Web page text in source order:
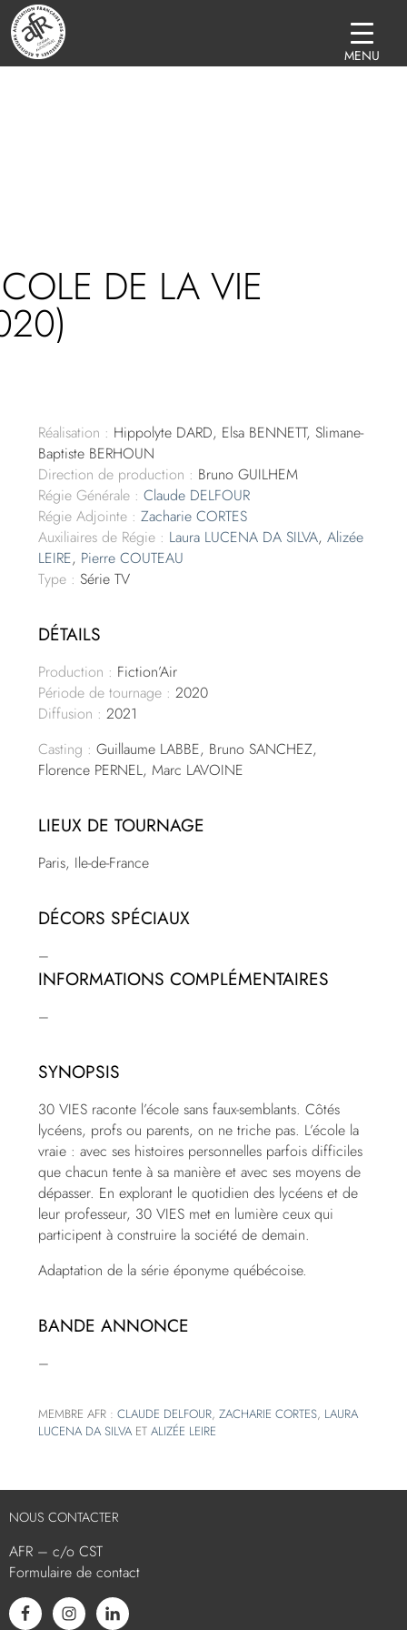
DE LA VIE
Réalisation : Hippolyte DARD, Elsa BENNETT, Slimane-
Baptiste BERHOUN
Direction de production : Bruno GUILHEM
Régie Générale : Claude DELFOUR
Régie Adjointe : Zacharie CORTES
Auxiliaires de Régie : Laura LUCENA DA SILVA,Alizée
LEIRE, Pierre COUTEAU
Type : Série TV
DÉTAILS
Production : Fiction’Air
Période de tournage : 2020
Diffusion : 2021
Casting : Guillaume LABBE, Bruno SANCHEZ,
Florence PERNEL, Marc LAVOINE
LIEUX DE TOURNAGE
Paris, Ile-de-France
DÉCORS SPÉCIAUX
–
INFORMATIONS COMPLÉMENTAIRES
–
SYNOPSIS
30 VIES raconte l’école sans faux-semblants. Côtés
lycéens, profs ou parents, on ne triche pas. L’école la
vraie : avec ses histoires personnelles parfois difficiles
que chacun tente à sa manière et avec ses moyens de
dépasser. En explorant le quotidien des lycéens et de
leur professeur, 30 VIES met en lumière ceux qui
participent à construire la société de demain.
Adaptation de la série éponyme québécoise.
BANDE ANNONCE
–
MEMBRE AFR :CLAUDE DELFOUR,ZACHARIE CORTES, LAURA
LUCENA DA SILVAETALIZÉE LEIRE
NOUS CONTACTER
AFR – c/o CST
Formulaire de contact
MENU